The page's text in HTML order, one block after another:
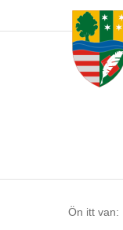
Ön itt van: